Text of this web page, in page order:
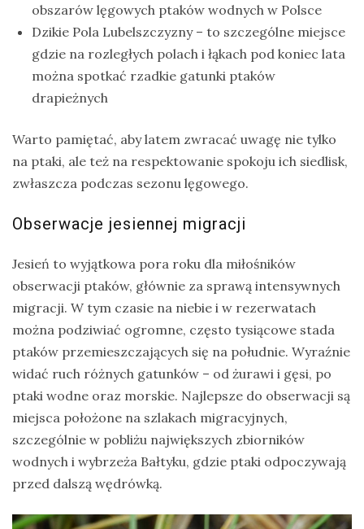
obszarów lęgowych ptaków wodnych w Polsce
Dzikie Pola Lubelszczyzny – to szczególne miejsce
gdzie na rozległych polach i łąkach pod koniec lata
można spotkać rzadkie gatunki ptaków
drapieżnych
Warto pamiętać, aby latem zwracać uwagę nie tylko
na ptaki, ale też na respektowanie spokoju ich siedlisk,
zwłaszcza podczas sezonu lęgowego.
Obserwacje jesiennej migracji
Jesień to wyjątkowa pora roku dla miłośników
obserwacji ptaków, głównie za sprawą intensywnych
migracji. W tym czasie na niebie i w rezerwatach
można podziwiać ogromne, często tysiącowe stada
ptaków przemieszczających się na południe. Wyraźnie
widać ruch różnych gatunków – od żurawi i gęsi, po
ptaki wodne oraz morskie. Najlepsze do obserwacji są
miejsca położone na szlakach migracyjnych,
szczególnie w pobliżu największych zbiorników
wodnych i wybrzeża Bałtyku, gdzie ptaki odpoczywają
przed dalszą wędrówką.